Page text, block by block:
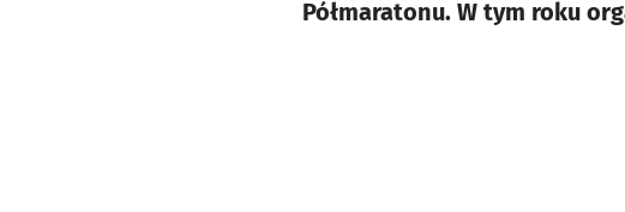
Półmaratonu. W tym roku